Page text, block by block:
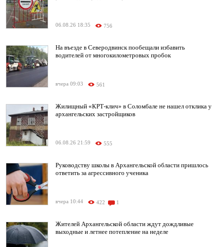
06.08.26 18:35 756
На въезде в Северодвинск пообещали избавить
водителей от многокилометровых пробок
вчера 09:03 561
Жилищный «КРТ-клич» в Соломбале не нашел отклика у
архангельских застройщиков
06.08.26 21:59 555
Руководству школы в Архангельской области пришлось
ответить за агрессивного ученика
вчера 10:44 422 1
Жителей Архангельской области ждут дождливые
выходные и летнее потепление на неделе